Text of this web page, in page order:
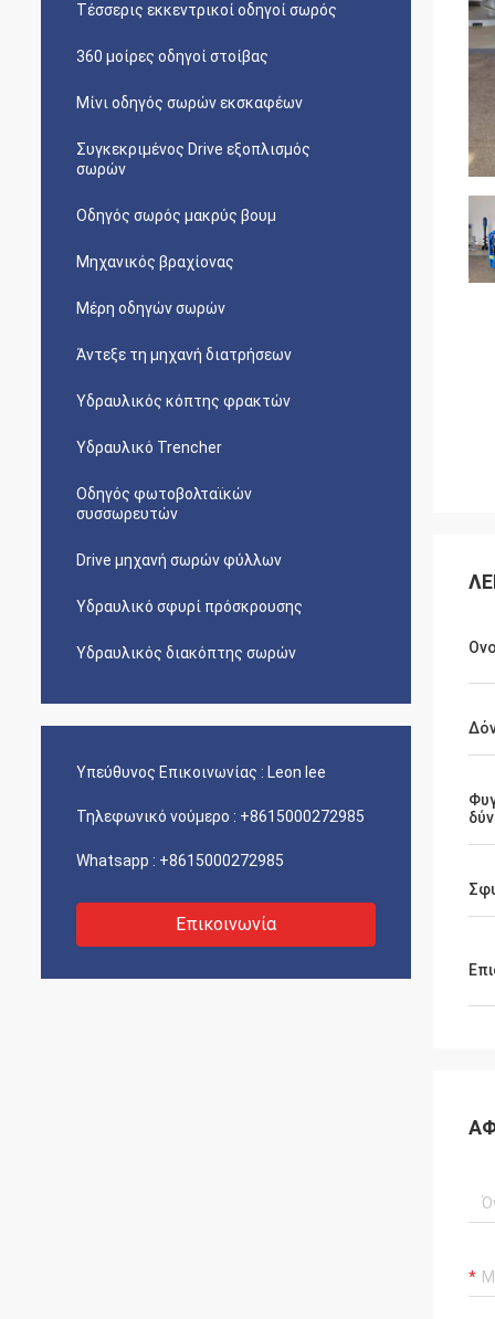
Τέσσερις εκκεντρικοί οδηγοί σωρός
360 μοίρες οδηγοί στοίβας
Μίνι οδηγός σωρών εκσκαφέων
Συγκεκριμένος Drive εξοπλισμός
σωρών
Οδηγός σωρός μακρύς βουμ
Μηχανικός βραχίονας
Μέρη οδηγών σωρών
Άντεξε τη μηχανή διατρήσεων
Υδραυλικός κόπτης φρακτών
Υδραυλικό Trencher
Οδηγός φωτοβολταϊκών
συσσωρευτών
Drive μηχανή σωρών φύλλων
Υδραυλικό σφυρί πρόσκρουσης
Υδραυλικός διακόπτης σωρών
Υπεύθυνος Επικοινωνίας : Leon lee
Τηλεφωνικό νούμερο : +8615000272985
Whatsapp : +8615000272985
Επικοινωνία